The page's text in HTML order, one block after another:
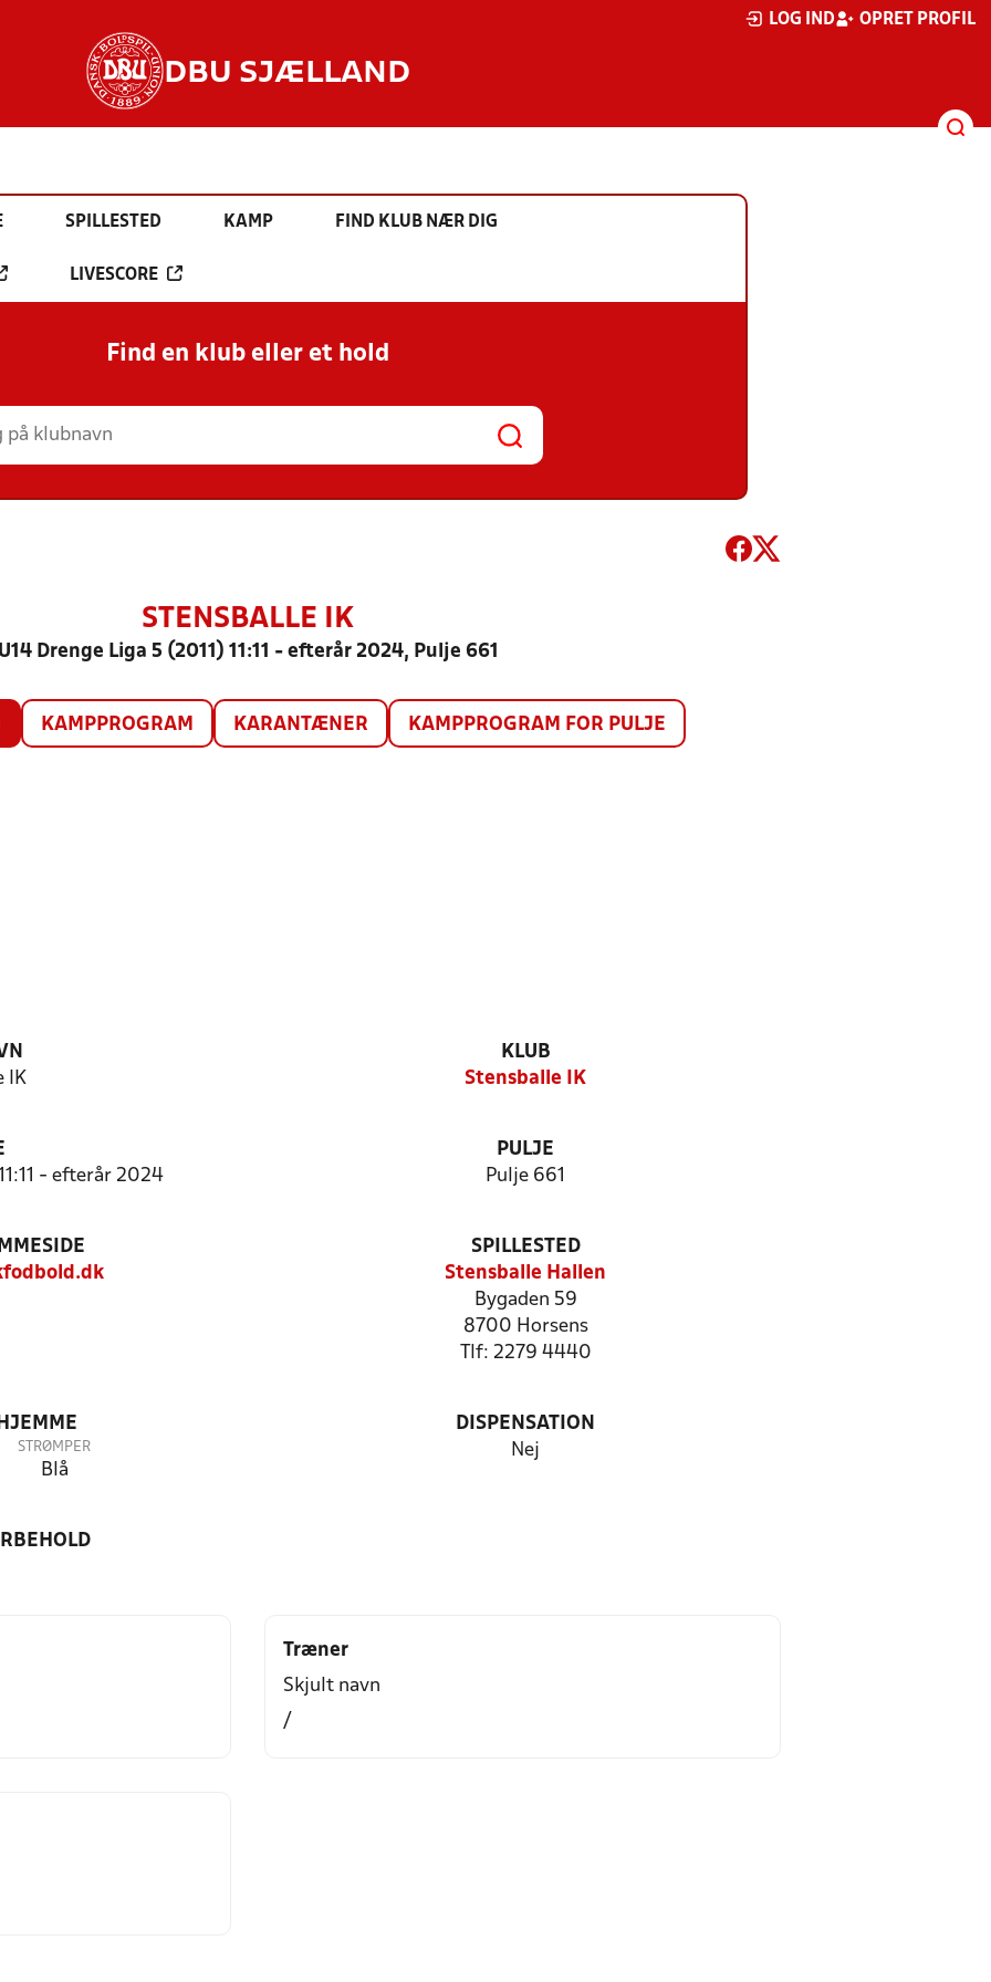
LOG IND OPRET PROFIL
DBU SJÆLLAND
SPILLESTED KAMP FIND KLUB NÆR DIG
LIVESCORE
Find en klub eller et hold
STENSBALLE IK
U14 Drenge Liga 5 (2011) 11:11 - efterår 2024, Pulje 661
KAMPPROGRAM KARANTÆNER KAMPPROGRAM FOR PULJE
IK
KLUB
Stensballe IK
- efterår 2024
PULJE
Pulje 661
SPILLESTED
Stensballe Hallen
Bygaden 59
8700 Horsens
Tlf: 2279 4440
STRØMPER
Blå
DISPENSATION
Nej
Træner
Skjult navn
/